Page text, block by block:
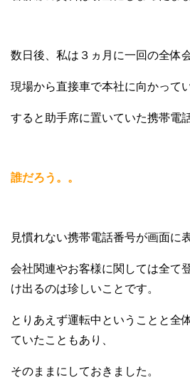
数日後、私は３ヵ月に一回の全体
現場から直接車で本社に向かって
すると助手席に置いていた携帯電
誰だろう。。
見慣れない携帯電話番号が画面に
会社関連やお客様に関しては全て
け出るのは珍しいことです。
とりあえず運転中ということと全
ていたこともあり、
そのままにしておきました。